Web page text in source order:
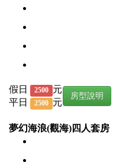
假日 2500 元
平日
2500 元
房型說明
夢幻海浪(觀海)四人套房